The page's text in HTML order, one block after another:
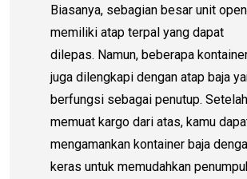
Biasanya, sebagian besar unit
memiliki atap terpal yang dapat
dilepas. Namun, beberapa
juga dilengkapi dengan atap baja
berfungsi sebagai penutup.
memuat kargo dari atas, kamu
mengamankan kontainer baja
keras untuk memudahkan